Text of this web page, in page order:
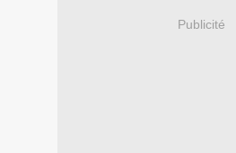
Publicité